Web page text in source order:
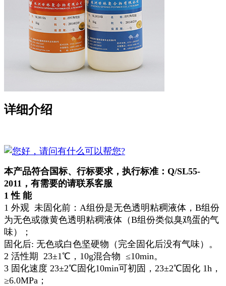
详细介绍
本产品符合国标、行标要求，执行标准：Q/SL55-
2011，有需要的请联系客服
1性 能
1 外观 未固化前：A组份是无色透明粘稠液体，B组份
为无色或微黄色透明粘稠液体（B组份类似臭鸡蛋的气
味）；
固化后: 无色或白色坚硬物（完全固化后没有气味）。
2 活性期 23±1℃，10g混合物 ≤10min。
3 固化速度 23±2℃固化10min可初固，23±2℃固化 1h，
≥6.0MPa；